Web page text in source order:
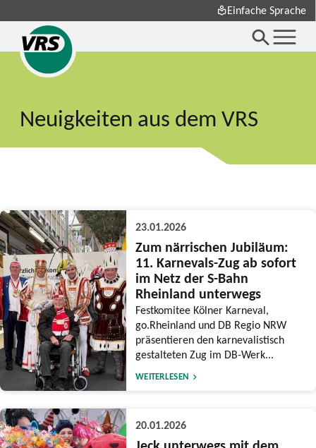
Einfache Sprache
Neuigkeiten aus dem VRS
23.01.2026
Zum närrischen Jubiläum:
11. Karnevals-Zug ab sofort
im Netz der S-Bahn
Rheinland unterwegs
Festkomitee Kölner Karneval,
go.Rheinland und DB Regio NRW
präsentieren den karnevalistisch
gestalteten Zug im DB-Werk...
WEITERLESEN
20.01.2026